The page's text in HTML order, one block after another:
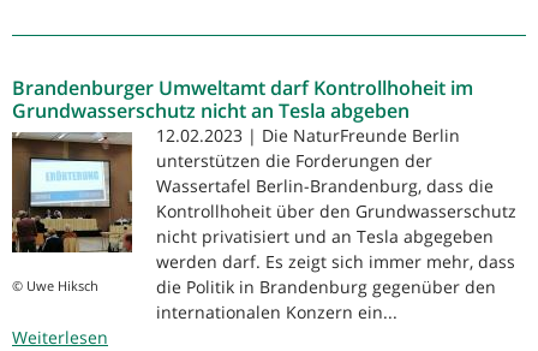
ein
auf
Wasser
in
Honduras
Brandenburger Umweltamt darf Kontrollhoheit im
Grundwasserschutz nicht an Tesla abgeben
© Uwe Hiksch
12.02.2023 | Die NaturFreunde Berlin
unterstützen die Forderungen der
Wassertafel Berlin-Brandenburg, dass die
Kontrollhoheit über den Grundwasserschutz
nicht privatisiert und an Tesla abgegeben
werden darf. Es zeigt sich immer mehr, dass
die Politik in Brandenburg gegenüber den
internationalen Konzern ein...
Weiterlesen